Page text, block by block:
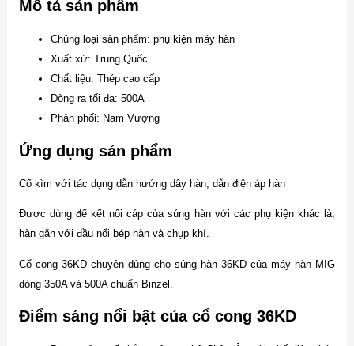
Mô tả sản phẩm
Chủng loại sản phẩm: phụ kiện máy hàn
Xuất xứ: Trung Quốc
Chất liệu: Thép cao cấp
Dòng ra tối đa: 500A
Phân phối: Nam Vượng
Ứng dụng sản phẩm
Cổ kìm với tác dụng dẫn hướng dây hàn, dẫn điện áp hàn
Được dùng để kết nối cáp của súng hàn với các phụ kiện khác là;
hàn gắn với đầu nối bép hàn và chụp khí.
Cổ cong 36KD chuyên dùng cho súng hàn 36KD của máy hàn MIG
dòng 350A và 500A chuẩn Binzel.
Điểm sáng nổi bật của cổ cong 36KD